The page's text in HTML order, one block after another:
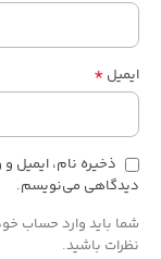
ایمیل *
ذخیره نام، ایمیل
دیدگاهی می‌نویسم.
شما باید وارد حساب
نظرات باشید.